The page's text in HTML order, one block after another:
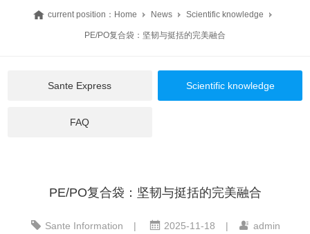
current position： Home News Scientific knowledge
PE/PO复合袋：坚韧与挺括的完美融合
Sante Express Scientific knowledge
FAQ
PE/PO复合袋：坚韧与挺括的完美融合
Sante Information | 2025-11-18 | admin